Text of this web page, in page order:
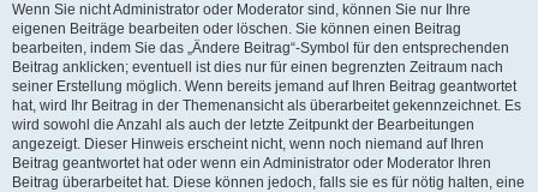
Wenn Sie nicht Administrator oder Moderator sind, können Sie nur Ihre
eigenen Beiträge bearbeiten oder löschen. Sie können einen Beitrag
bearbeiten, indem Sie das „Ändere Beitrag“-Symbol für den entsprechenden
Beitrag anklicken; eventuell ist dies nur für einen begrenzten Zeitraum nach
seiner Erstellung möglich. Wenn bereits jemand auf Ihren Beitrag geantwortet
hat, wird Ihr Beitrag in der Themenansicht als überarbeitet gekennzeichnet. Es
wird sowohl die Anzahl als auch der letzte Zeitpunkt der Bearbeitungen
angezeigt. Dieser Hinweis erscheint nicht, wenn noch niemand auf Ihren
Beitrag geantwortet hat oder wenn ein Administrator oder Moderator Ihren
Beitrag überarbeitet hat. Diese können jedoch, falls sie es für nötig halten, eine